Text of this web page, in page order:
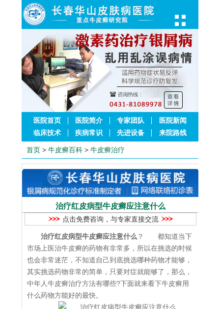
医院首页 医院简介 专家团队
医院新闻
临床技术
疾病常识 先进设备 来院路线
首页 > 牛皮癣百科 > 牛皮癣治疗
治疗红皮病型牛皮癣应注意什么
点击免费咨询，与专家直接交流
治疗红皮病型牛皮癣应注意什么 ？ 都知道当下
市场上医治牛皮癣的药物有非常多，所以在挑选的时候
也会非常迷茫，不知道自己到底挑选哪种药物才能够，
其实挑选药物非常的简单，只要对症就能够了，那么，
中年人牛皮癣治疗方法有哪些?下面就来看下牛皮癣用
什么药物方能好的最快。